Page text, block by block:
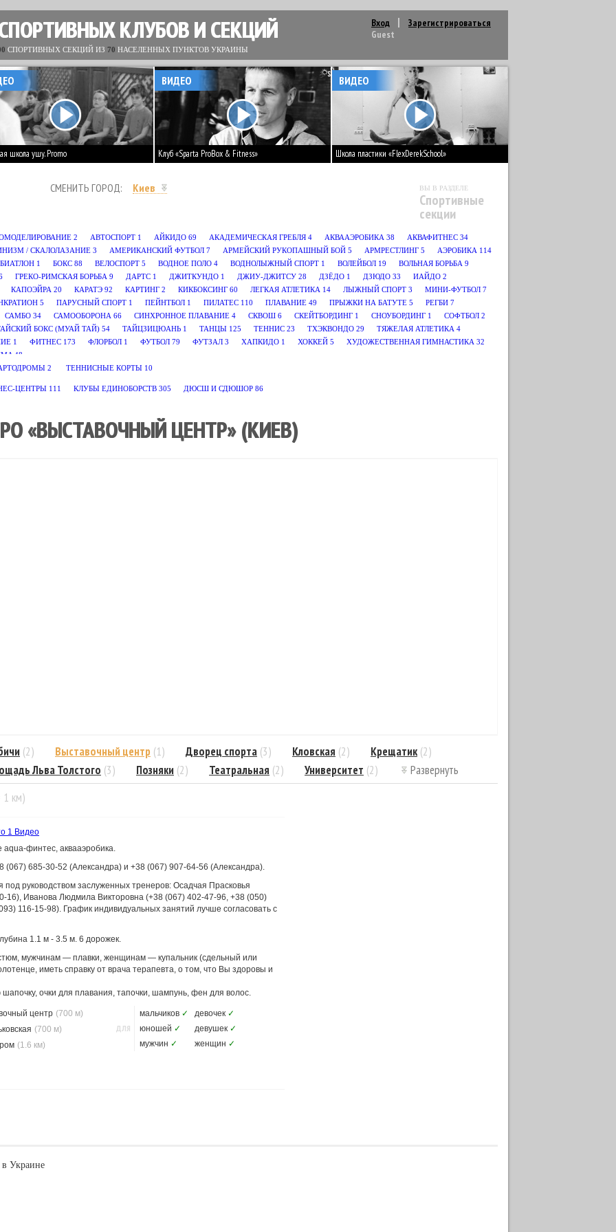
Вход
Зарегистрироваться
Guest
КЛУБОВ И СЕКЦИЙ
СПОРТИВНЫХ СЕКЦИЙ ИЗ 70 НАСЕЛЕННЫХ ПУНКТОВ УКРАИНЫ
школа ушу. Promo Клуб «Sparta ProBox & Fitness»
ВИДЕО
Школа пластики «FlexDerekSchool»
ВИДЕО
СМЕНИТЬ ГОРОД: Киев ВЫ В РАЗДЕЛЕ
Спортивные
секции
2 АВТОСПОРТ 1 АЙКИДО 69 АКАДЕМИЧЕСКАЯ ГРЕБЛЯ 4 АКВААЭРОБИКА 38 АКВАФИТНЕС 34
/ СКАЛОЛАЗАНИЕ 3 АМЕРИКАНСКИЙ ФУТБОЛ 7 АРМЕЙСКИЙ РУКОПАШНЫЙ БОЙ 5 АРМРЕСТЛИНГ 5 АЭРОБИКА 114
БИАТЛОН 1 БОКС 88 ВЕЛОСПОРТ 5 ВОДНОЕ ПОЛО 4 ВОДНОЛЫЖНЫЙ СПОРТ 1 ВОЛЕЙБОЛ 19 ВОЛЬНАЯ БОРЬБА 9
ГРЕКО-РИМСКАЯ БОРЬБА 9 ДАРТС 1 ДЖИТКУНДО 1 ДЖИУ-ДЖИТСУ 28 ДЗЁДО 1 ДЗЮДО 33 ИАЙДО 2
КАПОЭЙРА 20 КАРАТЭ 92 КАРТИНГ 2 КИКБОКСИНГ 60 ЛЕГКАЯ АТЛЕТИКА 14 ЛЫЖНЫЙ СПОРТ 3 МИНИ-ФУТБОЛ 7
5 ПАРУСНЫЙ СПОРТ 1 ПЕЙНТБОЛ 1 ПИЛАТЕС 110 ПЛАВАНИЕ 49 ПРЫЖКИ НА БАТУТЕ 5 РЕГБИ 7
САМБО 34 САМООБОРОНА 66 СИНХРОННОЕ ПЛАВАНИЕ 4 СКВОШ 6 СКЕЙТБОРДИНГ 1 СНОУБОРДИНГ 1 СОФТБОЛ 2
БОКС (МУАЙ ТАЙ) 54 ТАЙЦЗИЦЮАНЬ 1 ТАНЦЫ 125 ТЕННИС 23 ТХЭКВОНДО 29 ТЯЖЕЛАЯ АТЛЕТИКА 4
1 ФИТНЕС 173 ФЛОРБОЛ 1 ФУТБОЛ 79 ФУТЗАЛ 3 ХАПКИДО 1 ХОККЕЙ 5 ХУДОЖЕСТВЕННАЯ ГИМНАСТИКА 32
48
2 ТЕННИСНЫЕ КОРТЫ 10
ЦЕНТРЫ 111 КЛУБЫ ЕДИНОБОРСТВ 305 ДЮСШ И СДЮШОР 86
«ВЫСТАВОЧНЫЙ ЦЕНТР» (КИЕВ)
1 км)
(2) Выставочный центр (1) Дворец спорта (3) Кловская (2) Крещатик (2)
Льва Толстого (3) Позняки (2) Театральная (2) Университет (2) Развернуть
1 Видео
aqua-финтес, аквааэробика.
(067) 685-30-52 (Александра) и +38 (067) 907-64-56 (Александра).
руководством заслуженных тренеров: Осадчая Прасковья
16), Иванова Людмила Викторовна (+38 (067) 402-47-96, +38 (050)
116-15-98). График индивидуальных занятий лучше согласовать с
1.1 м - 3.5 м. 6 дорожек.
мужчинам — плавки, женщинам — купальник (сдельный или
иметь справку от врача терапевта, о том, что Вы здоровы и
очки для плавания, тапочки, шампунь, фен для волос.
центр (700 м)
(700 м)
(1.6 км)
ДЛЯ
мальчиков ✓ девочек ✓
юношей ✓ девушек ✓
мужчин ✓ женщин ✓
Украине